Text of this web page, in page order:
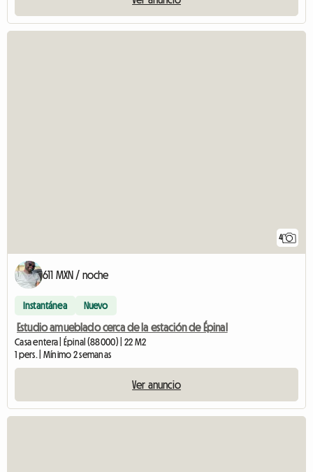
4
611 MXN / noche
Instantánea Nuevo
Estudio amueblado cerca de la estación de Épinal
Casa entera | Épinal (88000) | 22 M2
1 pers. | Mínimo 2 semanas
Ver anuncio